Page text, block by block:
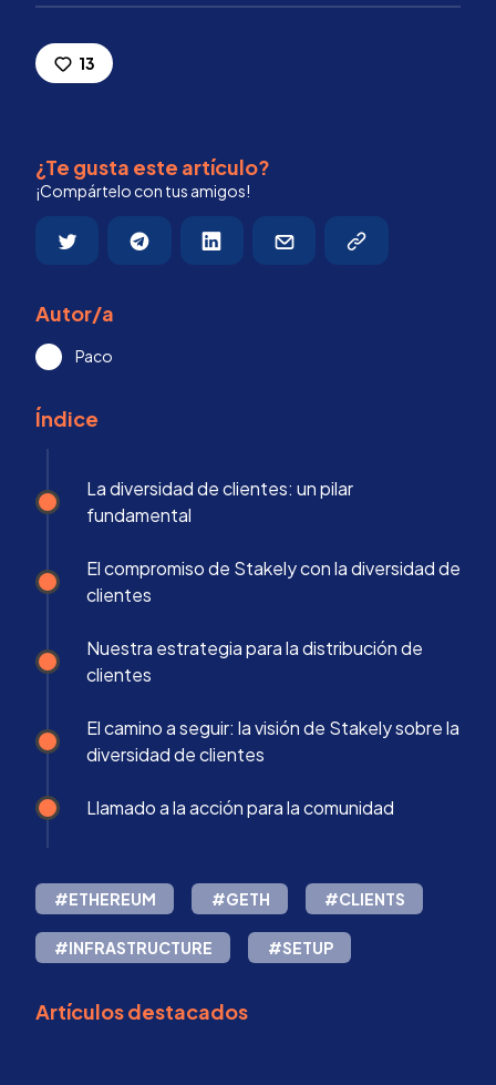
13
¿Te gusta este artículo?
¡Compártelo con tus amigos!
Autor/a
Paco
Índice
La diversidad de clientes: un pilar
fundamental
El compromiso de Stakely con la diversidad de
clientes
Nuestra estrategia para la distribución de
clientes
El camino a seguir: la visión de Stakely sobre la
diversidad de clientes
Llamado a la acción para la comunidad
#ETHEREUM #GETH #CLIENTS
#INFRASTRUCTURE #SETUP
Artículos destacados